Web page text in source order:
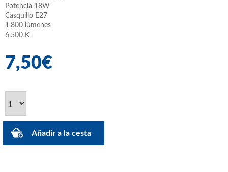
Potencia 18W
Casquillo E27
1.800 lúmenes
6.500 K
7,50€